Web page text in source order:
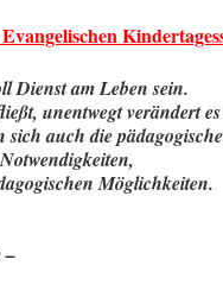
Dienst am Leben sein.
unentwegt verändert
sich auch die
Möglichkeiten.
–